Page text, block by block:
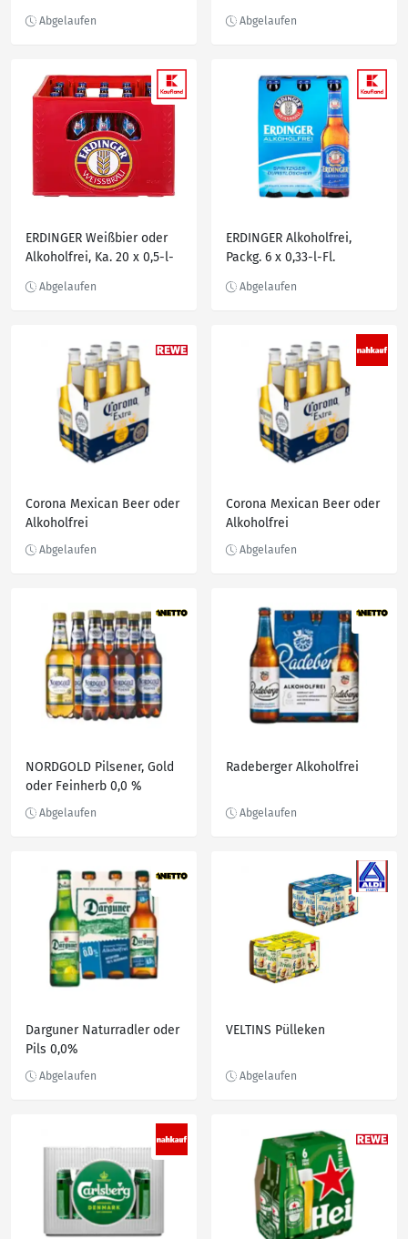
ERDINGER Weißbier oder
Alkoholfrei, Ka. 20 x 0,5-l-
ERDINGER Alkoholfrei,
Packg. 6 x 0,33-l-Fl.
Corona Mexican Beer oder
Alkoholfrei
Corona Mexican Beer oder
Alkoholfrei
NORDGOLD Pilsener, Gold
oder Feinherb 0,0 %
Radeberger Alkoholfrei
Darguner Naturradler oder
Pils 0,0%
VELTINS Pülleken